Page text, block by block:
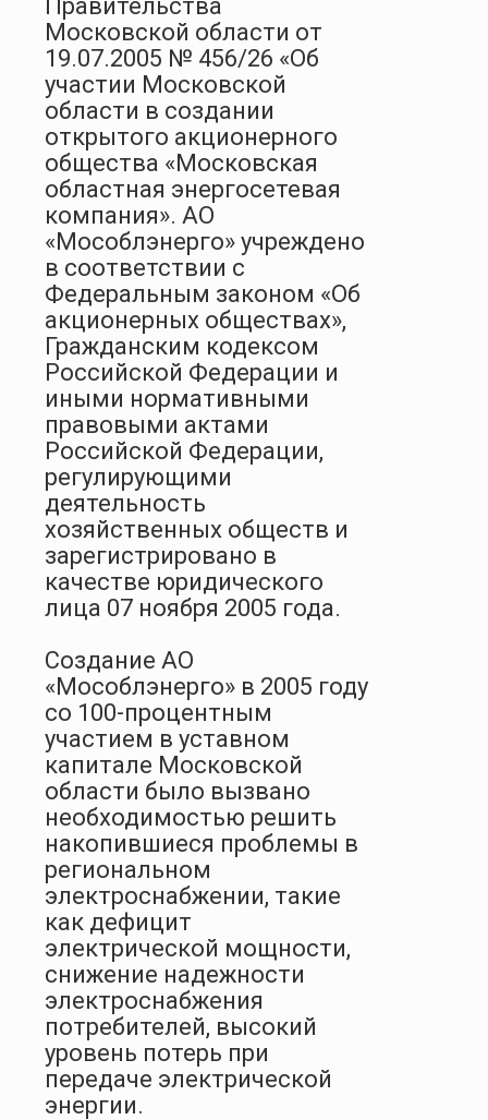
Правительства
Московской области от
19.07.2005 № 456/26 «Об
участии Московской
области в создании
открытого акционерного
общества «Московская
областная энергосетевая
компания». АО
«Мособлэнерго» учреждено
в соответствии с
Федеральным законом «Об
акционерных обществах»,
Гражданским кодексом
Российской Федерации и
иными нормативными
правовыми актами
Российской Федерации,
регулирующими
деятельность
хозяйственных обществ и
зарегистрировано в
качестве юридического
лица 07 ноября 2005 года.
Создание АО
«Мособлэнерго» в 2005 году
со 100-процентным
участием в уставном
капитале Московской
области было вызвано
необходимостью решить
накопившиеся проблемы в
региональном
электроснабжении, такие
как дефицит
электрической мощности,
снижение надежности
электроснабжения
потребителей, высокий
уровень потерь при
передаче электрической
энергии.